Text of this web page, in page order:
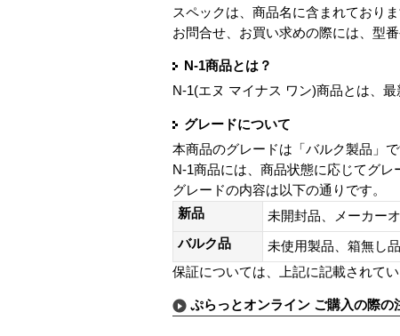
スペックは、商品名に含まれておりま
お問合せ、お買い求めの際には、型
N-1商品とは？
N-1(エヌ マイナス ワン)商品とは、
グレードについて
本商品のグレードは「バルク製品」
N-1商品には、商品状態に応じてグレ
グレードの内容は以下の通りです。
新品
未開封品、メーカー
バルク品
未使用製品、箱無し
保証については、上記に記載されてい
ぷらっとオンライン ご購入の際の